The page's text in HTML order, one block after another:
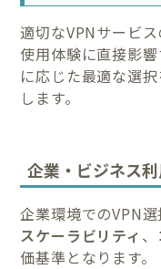
適切なVPNサービ
使用体験に直接影
に応じた最適な選
します。
企業・ビジネス
企業環境でのVPN選
スケーラビリティ 、
価基準となります。